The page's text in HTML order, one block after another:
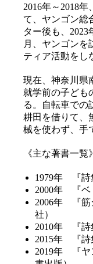
2016年～2018
て、ヤンゴン総
ター後も、2023
月、ヤンゴンを
ティア活動をし
現在、神奈川県
就学前の子ども
る。自転車での
耕田を借りて、
械を使わず、手
《主な著書一覧》
1979年 『詩
2000年 『ベ
2006年 『筋
社）
2010年 『詩
2015年 『詩
2019年 『ヤ